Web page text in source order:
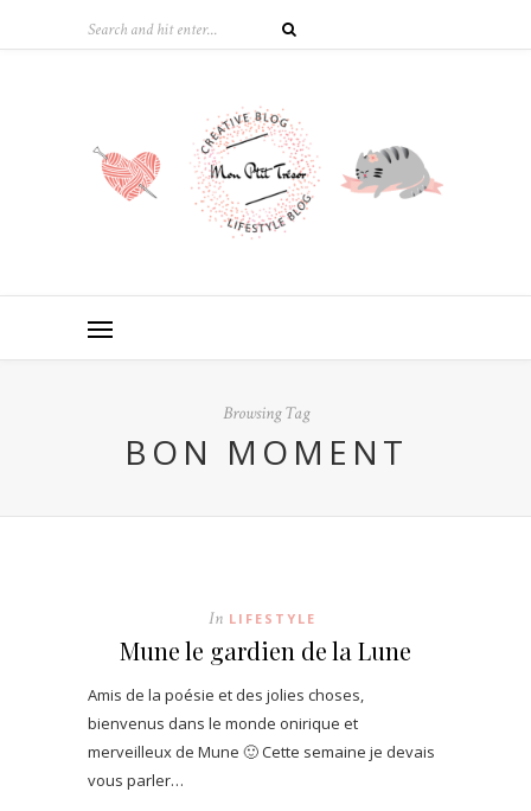
Browsing Tag
BON MOMENT
In LIFESTYLE
Mune le gardien de la Lune
Amis de la poésie et des jolies choses,
bienvenus dans le monde onirique et
merveilleux de Mune 🙂 Cette semaine je devais
vous parler…